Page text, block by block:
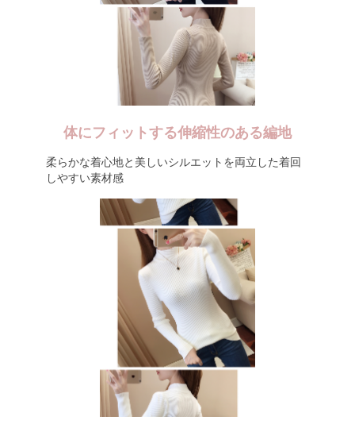
体にフィットする伸縮性のある編地
柔らかな着心地と美しいシルエットを両立した着回
しやすい素材感